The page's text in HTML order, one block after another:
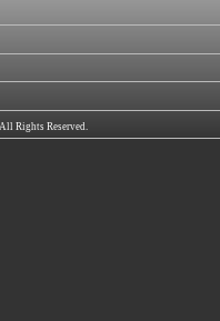
Rights Reserved.